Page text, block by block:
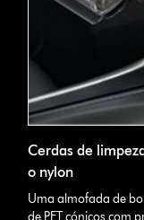
Cerdas de
o nylon
Uma almofada de
de PFT cónicos com